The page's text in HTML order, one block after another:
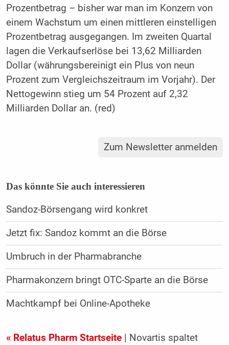
Prozentbetrag – bisher war man im Konzern von
einem Wachstum um einen mittleren einstelligen
Prozentbetrag ausgegangen. Im zweiten Quartal
lagen die Verkaufserlöse bei 13,62 Milliarden
Dollar (währungsbereinigt ein Plus von neun
Prozent zum Vergleichszeitraum im Vorjahr). Der
Nettogewinn stieg um 54 Prozent auf 2,32
Milliarden Dollar an. (red)
Zum Newsletter anmelden
Das könnte Sie auch interessieren
Sandoz-Börsengang wird konkret
Jetzt fix: Sandoz kommt an die Börse
Umbruch in der Pharmabranche
Pharmakonzern bringt OTC-Sparte an die Börse
Machtkampf bei Online-Apotheke
« Relatus Pharm Startseite| Novartis spaltet